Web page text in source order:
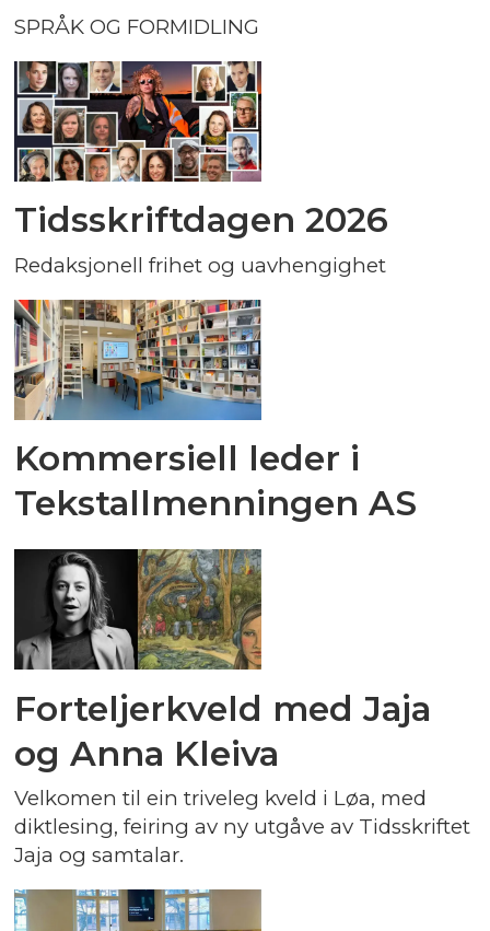
SPRÅK OG FORMIDLING
Tidsskriftdagen 2026
Redaksjonell frihet og uavhengighet
Kommersiell leder i
Tekstallmenningen AS
Forteljerkveld med Jaja
og Anna Kleiva
Velkomen til ein triveleg kveld i Løa, med
diktlesing, feiring av ny utgåve av Tidsskriftet
Jaja og samtalar.